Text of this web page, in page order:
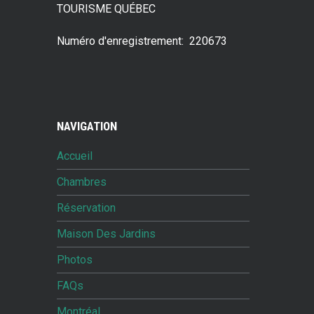
TOURISME QUÉBEC
Numéro d'enregistrement: 220673
NAVIGATION
Accueil
Chambres
Réservation
Maison Des Jardins
Photos
FAQs